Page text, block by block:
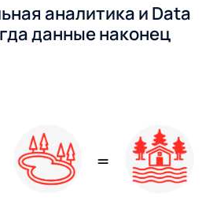
аналитика и Data
данные наконец